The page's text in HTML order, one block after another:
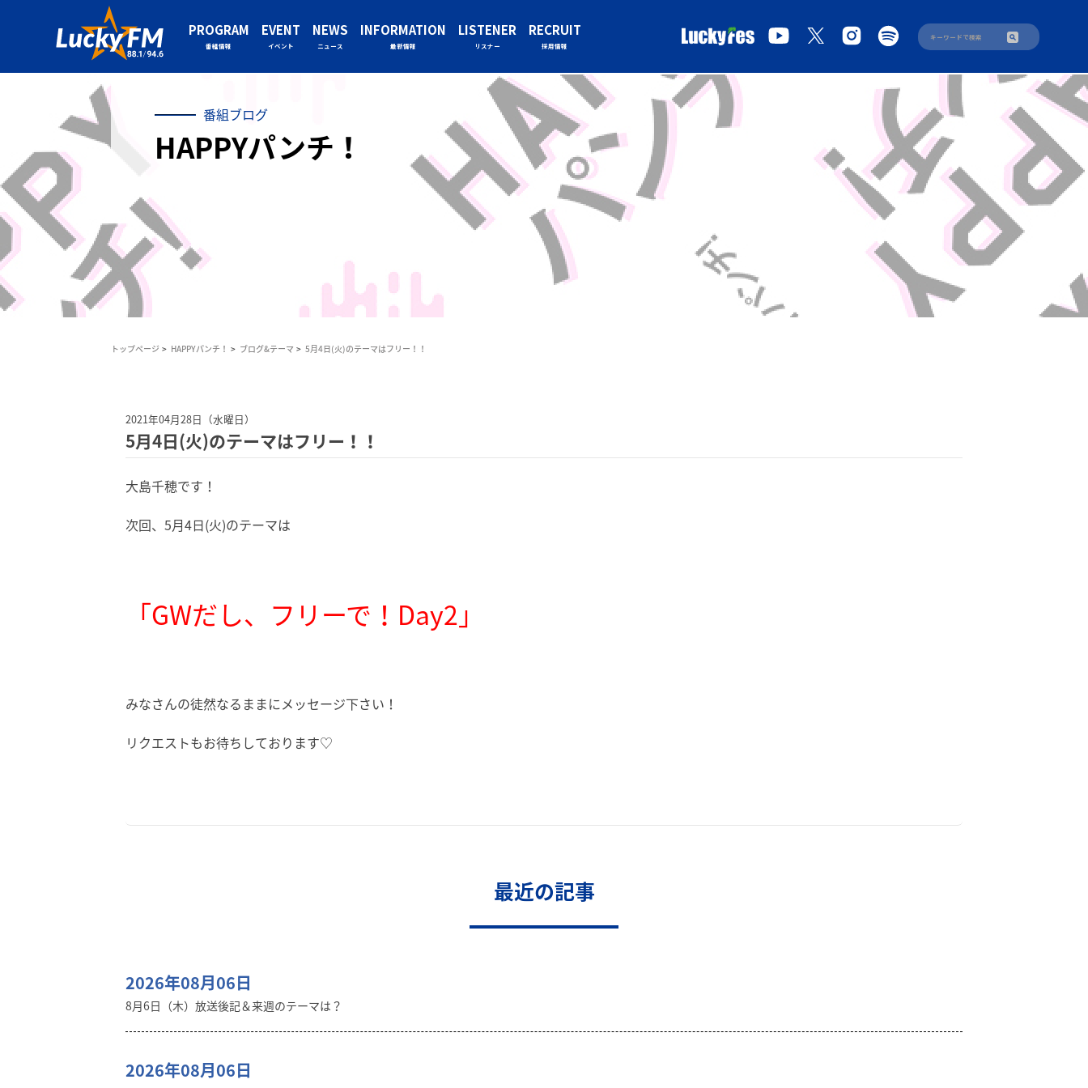
PROGRAM
番組情報
EVENT
イベント
NEWS
ニュース
INFORMATION
最新情報
LISTENER
リスナー
RECRUIT
採用情報
番組ブログ
HAPPYパンチ！
トップページ HAPPYパンチ！ ブログ&テーマ 5月4日(火)のテーマはフリー！！
2021年04月28日（水曜日）
5月4日(火)のテーマはフリー！！
大島千穂です！
次回、5月4日(火)のテーマは
「GWだし、フリーで！Day2」
みなさんの徒然なるままにメッセージ下さい！
リクエストもお待ちしております♡
最近の記事
2026年08月06日
8月6日（木）放送後記＆来週のテーマは？
2026年08月06日